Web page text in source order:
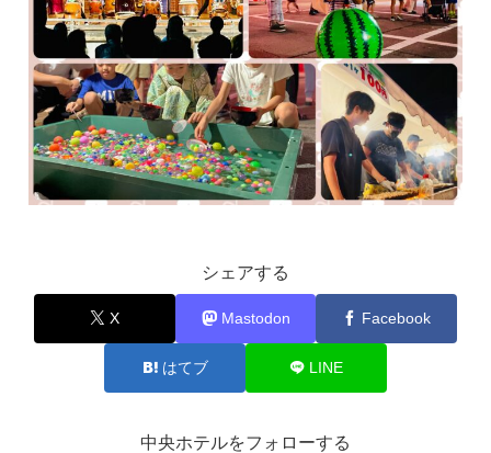
シェアする
X Mastodon Facebook
はてブ LINE
中央ホテルをフォローする